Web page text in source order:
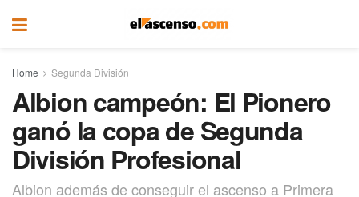
Home Segunda División
Albion campeón: El Pionero
ganó la copa de Segunda
División Profesional
Albion además de conseguir el ascenso a Primera